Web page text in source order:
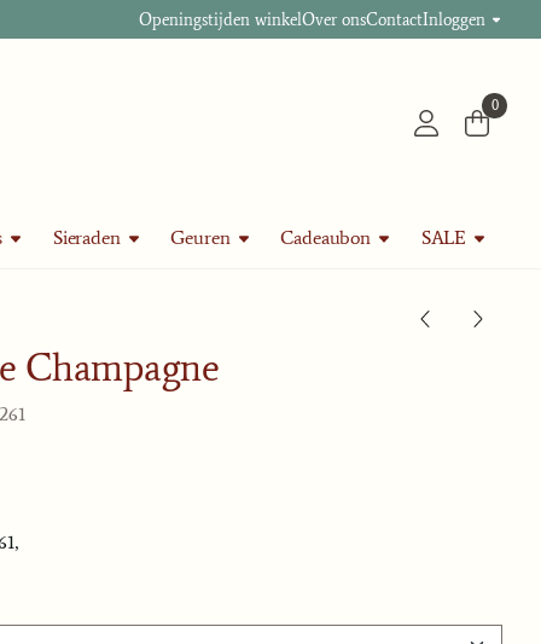
Openingstijden winkelOver onsContactInloggen
0
Sieraden Geuren Cadeaubon SALE
Champagne